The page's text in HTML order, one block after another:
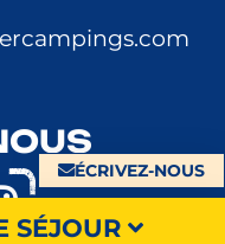
ÉCRIVEZ-NOUS
SÉJOUR